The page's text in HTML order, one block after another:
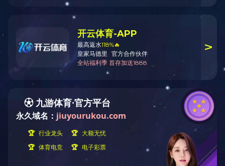
Model No.: TW-221A
使用时长:4小时(50%音量)
通话时长:2.5小时
充电盒接口: Type-C
触摸控制